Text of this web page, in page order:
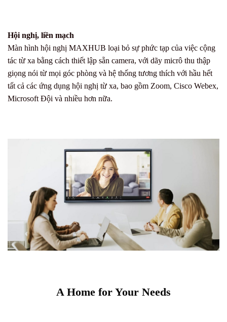
Hội nghị, liền mạch
Màn hình hội nghị MAXHUB loại bỏ sự phức tạp của việc cộng
tác từ xa bằng cách thiết lập sẵn camera, với dãy micrô thu thập
giọng nói từ mọi góc phòng và hệ thống tương thích với hầu hết
tất cả các ứng dụng hội nghị từ xa, bao gồm Zoom, Cisco Webex,
Microsoft Đội và nhiều hơn nữa.
A Home for Your Needs